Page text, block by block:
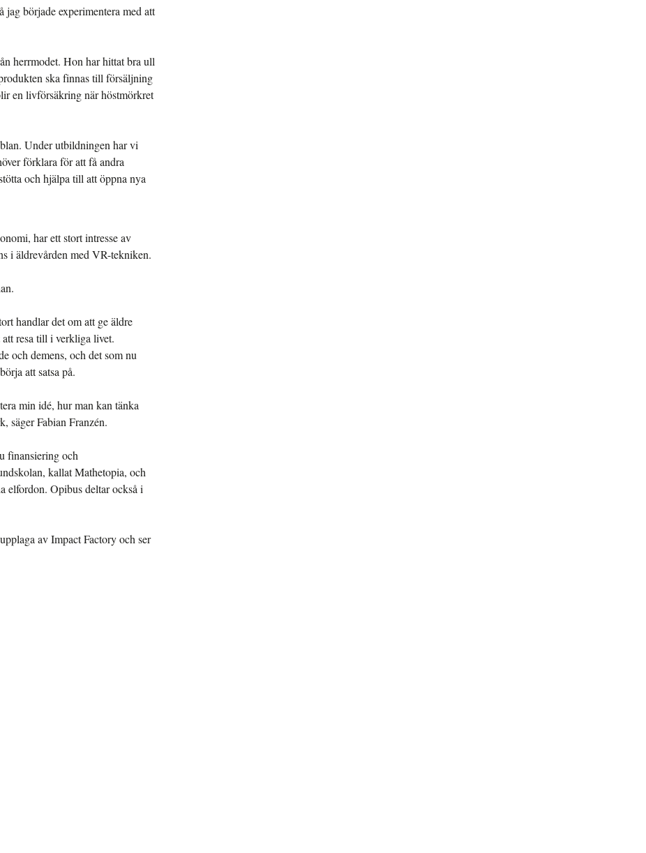
började experimentera med att
herrmodet. Hon har hittat bra ull
ska finnas till försäljning
en livförsäkring när höstmörkret
Under utbildningen har vi
förklara för att få andra
och hjälpa till att öppna nya
har ett stort intresse av
i äldrevården med VR-tekniken.
handlar det om att ge äldre
resa till i verkliga livet.
och demens, och det som nu
att satsa på.
min idé, hur man kan tänka
säger Fabian Franzén.
finansiering och
kallat Mathetopia, och
elfordon. Opibus deltar också i
av Impact Factory och ser